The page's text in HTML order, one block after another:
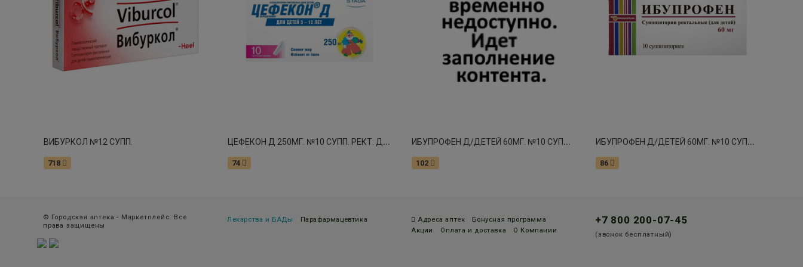
ВИБУРКОЛ №12 СУПП.
718
Ц
ЕФЕКОН Д 250МГ. №10 СУПП. РЕКТ. Д/ДЕТ. 3-12ЛЕТ /НИЖФАРМ/ 0379
74
И
БУПРОФЕН Д/ДЕТЕЙ 60МГ. №10 СУПП.РЕКТ. /РАФАРМА/
102
И
БУПРОФЕН Д/ДЕТЕЙ 60МГ. №10 СУПП.РЕКТ. /РАФАРМА/ 0291
86
© Городская аптека - Маркетплейс. Все
права защищены
Лекарства и БАДы Парафармацевтика Адреса аптек
Бонусная программа
Акции
Оплата и доставка О Компании
+7 800 200-07-45
(звонок бесплатный)